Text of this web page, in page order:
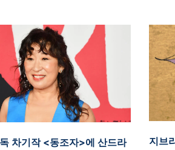
차기작 <동조자>에 산드라
지브